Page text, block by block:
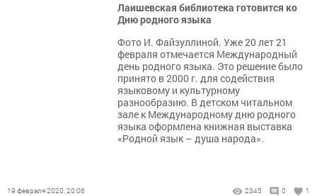
Лаишевская библиотека готовится ко
Дню родного языка
Фото И. Файзуллиной. Уже 20 лет 21
февраля отмечается Международный
день родного языка. Это решение было
принято в 2000 г. для содействия
языковому и культурному
разнообразию. В детском читальном
зале к Международному дню родного
языка оформлена книжная выставка
«Родной язык – душа народа».
19 февраля 2020, 20:06 2345 0 1